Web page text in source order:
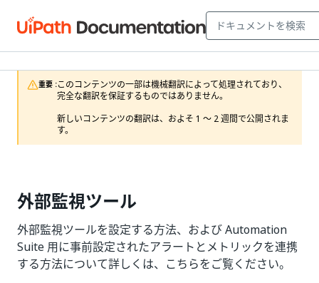
重要 :このコンテンツの一部は機械翻訳によって処理されており、
完全な翻訳を保証するものではありません。
新しいコンテンツの翻訳は、およそ 1 ～ 2 週間で公開されま
す。
外部監視ツール
外部監視ツールを設定する方法、および Automation
Suite 用に事前設定されたアラートとメトリックを連携
する方法について詳しくは、こちらをご覧ください。